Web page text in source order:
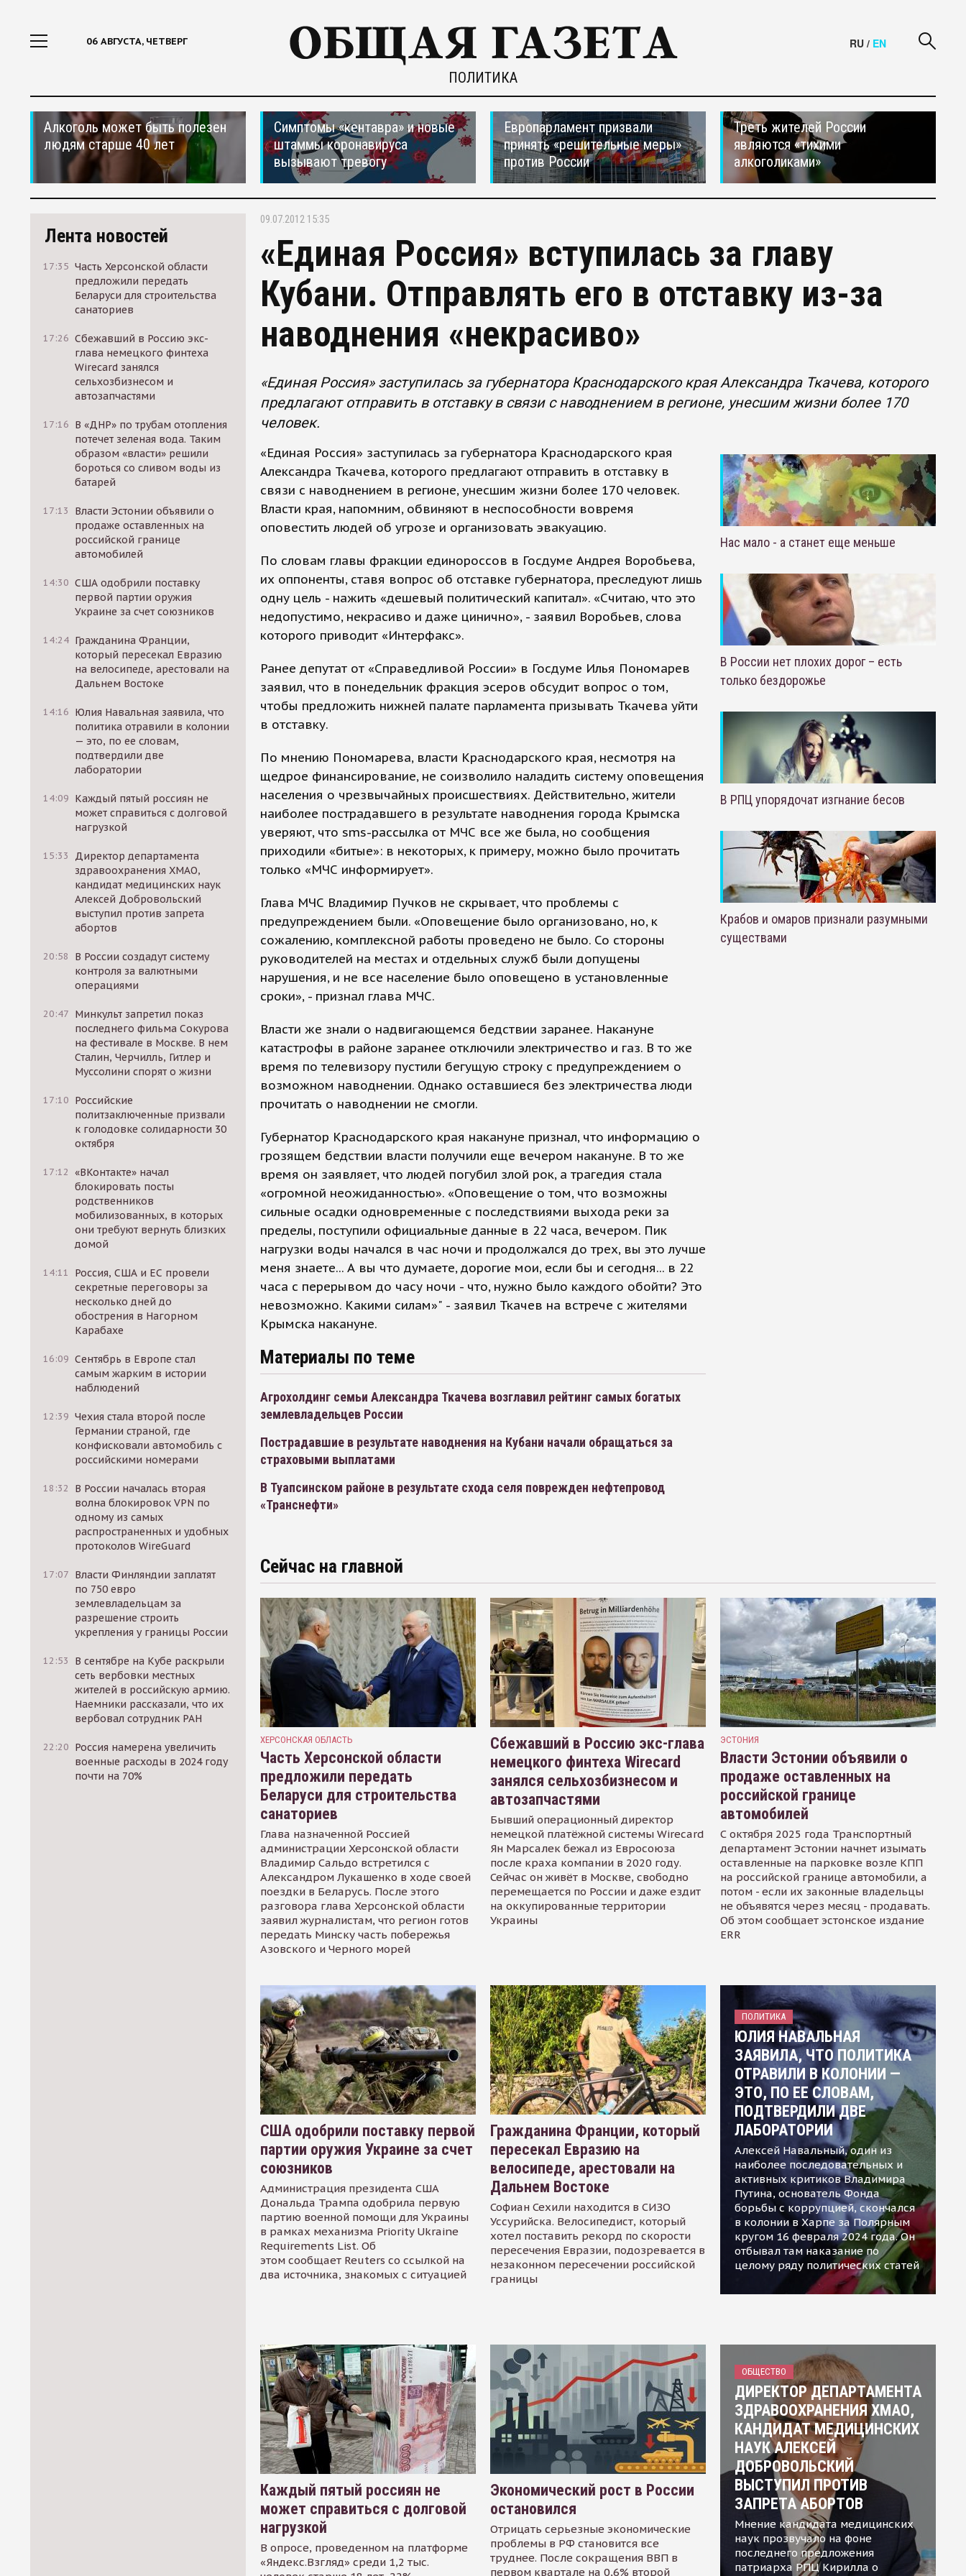
06 АВГУСТА, ЧЕТВЕРГ
ПОЛИТИКА
RU / EN
Алкоголь может быть полезен
людям старше 40 лет
Симптомы «кентавра» и новые
штаммы коронавируса
вызывают тревогу
Европарламент призвали
принять «решительные меры»
против России
Треть жителей России
являются «тихими
алкоголиками»
Лента новостей
17:35 Часть Херсонской области
предложили передать
Беларуси для строительства
санаториев
17:26 Сбежавший в Россию экс-
глава немецкого финтеха
Wirecard занялся
сельхозбизнесом и
автозапчастями
17:16 В «ДНР» по трубам отопления
потечет зеленая вода. Таким
образом «власти» решили
бороться со сливом воды из
батарей
17:13
Власти Эстонии объявили о
продаже оставленных на
российской границе
автомобилей
14:30 США одобрили поставку
первой партии оружия
Украине за счет союзников
14:24 Гражданина Франции,
который пересекал Евразию
на велосипеде, арестовали на
Дальнем Востоке
14:16 Юлия Навальная заявила, что
политика отравили в колонии
— это, по ее словам,
подтвердили две
лаборатории
14:09 Каждый пятый россиян не
может справиться с долговой
нагрузкой
15:33
Директор департамента
здравоохранения ХМАО,
кандидат медицинских наук
Алексей Добровольский
выступил против запрета
абортов
20:58
В России создадут систему
контроля за валютными
операциями
20:47 Минкульт запретил показ
последнего фильма Сокурова
на фестивале в Москве. В нем
Сталин, Черчилль, Гитлер и
Муссолини спорят о жизни
17:10 Российские
политзаключенные призвали
к голодовке солидарности 30
октября
17:12 «ВКонтакте» начал
блокировать посты
родственников
мобилизованных, в которых
они требуют вернуть близких
домой
14:11
Россия, США и ЕС провели
секретные переговоры за
несколько дней до
обострения в Нагорном
Карабахе
16:09 Сентябрь в Европе стал
самым жарким в истории
наблюдений
12:39 Чехия стала второй после
Германии страной, где
конфисковали автомобиль с
российскими номерами
18:32
В России началась вторая
волна блокировок VPN по
одному из самых
распространенных и удобных
протоколов WireGuard
17:07 Власти Финляндии заплатят
по 750 евро
землевладельцам за
разрешение строить
укрепления у границы России
12:53
В сентябре на Кубе раскрыли
сеть вербовки местных
жителей в российскую армию.
Наемники рассказали, что их
вербовал сотрудник РАН
22:20 Россия намерена увеличить
военные расходы в 2024 году
почти на 70%
09.07.2012 15:35
«Единая Россия» вступилась за главу
Кубани. Отправлять его в отставку из-за
наводнения «некрасиво»
«Единая Россия» заступилась за губернатора Краснодарского края Александра Ткачева, которого
предлагают отправить в отставку в связи с наводнением в регионе, унесшим жизни более 170
человек.
«Единая Россия» заступилась за губернатора Краснодарского края
Александра Ткачева, которого предлагают отправить в отставку в
связи с наводнением в регионе, унесшим жизни более 170 человек.
Власти края, напомним, обвиняют в неспособности вовремя
оповестить людей об угрозе и организовать эвакуацию.
По словам главы фракции единороссов в Госдуме Андрея Воробьева,
их оппоненты, ставя вопрос об отставке губернатора, преследуют лишь
одну цель - нажить «дешевый политический капитал». «Считаю, что это
недопустимо, некрасиво и даже цинично», - заявил Воробьев, слова
которого приводит «Интерфакс».
Ранее депутат от «Справедливой России» в Госдуме Илья Пономарев
заявил, что в понедельник фракция эсеров обсудит вопрос о том,
чтобы предложить нижней палате парламента призывать Ткачева уйти
в отставку.
По мнению Пономарева, власти Краснодарского края, несмотря на
щедрое финансирование, не соизволило наладить систему оповещения
населения о чрезвычайных происшествиях. Действительно, жители
наиболее пострадавшего в результате наводнения города Крымска
уверяют, что sms-рассылка от МЧС все же была, но сообщения
приходили «битые»: в некоторых, к примеру, можно было прочитать
только «МЧС информирует».
Глава МЧС Владимир Пучков не скрывает, что проблемы с
предупреждением были. «Оповещение было организовано, но, к
сожалению, комплексной работы проведено не было. Со стороны
руководителей на местах и отдельных служб были допущены
нарушения, и не все население было оповещено в установленные
сроки», - признал глава МЧС.
Власти же знали о надвигающемся бедствии заранее. Накануне
катастрофы в районе заранее отключили электричество и газ. В то же
время по телевизору пустили бегущую строку с предупреждением о
возможном наводнении. Однако оставшиеся без электричества люди
прочитать о наводнении не смогли.
Губернатор Краснодарского края накануне признал, что информацию о
грозящем бедствии власти получили еще вечером накануне. В то же
время он заявляет, что людей погубил злой рок, а трагедия стала
«огромной неожиданностью». «Оповещение о том, что возможны
сильные осадки одновременные с последствиями выхода реки за
пределы, поступили официальные данные в 22 часа, вечером. Пик
нагрузки воды начался в час ночи и продолжался до трех, вы это лучше
меня знаете... А вы что думаете, дорогие мои, если бы и сегодня... в 22
часа с перерывом до часу ночи - что, нужно было каждого обойти? Это
невозможно. Какими силам»" - заявил Ткачев на встрече с жителями
Крымска накануне.
Материалы по теме
Агрохолдинг семьи Александра Ткачева возглавил рейтинг самых богатых
землевладельцев России
Пострадавшие в результате наводнения на Кубани начали обращаться за
страховыми выплатами
В Туапсинском районе в результате схода селя поврежден нефтепровод
«Транснефти»
Нас мало - а станет еще меньше
В России нет плохих дорог – есть
только бездорожье
В РПЦ упорядочат изгнание бесов
Крабов и омаров признали разумными
существами
Сейчас на главной
ХЕРСОНСКАЯ ОБЛАСТЬ
Часть Херсонской области
предложили передать
Беларуси для строительства
санаториев
Глава назначенной Россией
администрации Херсонской области
Владимир Сальдо встретился с
Александром Лукашенко в ходе своей
поездки в Беларусь. После этого
разговора глава Херсонской области
заявил журналистам, что регион готов
передать Минску часть побережья
Азовского и Черного морей
Сбежавший в Россию экс-глава
немецкого финтеха Wirecard
занялся сельхозбизнесом и
автозапчастями
Бывший операционный директор
немецкой платёжной системы Wirecard
Ян Марсалек бежал из Евросоюза
после краха компании в 2020 году.
Сейчас он живёт в Москве, свободно
перемещается по России и даже ездит
на оккупированные территории
Украины
ЭСТОНИЯ
Власти Эстонии объявили о
продаже оставленных на
российской границе
автомобилей
С октября 2025 года Транспортный
департамент Эстонии начнет изымать
оставленные на парковке возле КПП
на российской границе автомобили, а
потом - если их законные владельцы
не объявятся через месяц - продавать.
Об этом сообщает эстонское издание
ERR
США одобрили поставку первой
партии оружия Украине за счет
союзников
Администрация президента США
Дональда Трампа одобрила первую
партию военной помощи для Украины
в рамках механизма Priority Ukraine
Requirements List. Об
этом сообщает Reuters со ссылкой на
два источника, знакомых с ситуацией
Гражданина Франции, который
пересекал Евразию на
велосипеде, арестовали на
Дальнем Востоке
Софиан Сехили находится в СИЗО
Уссурийска. Велосипедист, который
хотел поставить рекорд по скорости
пересечения Евразии, подозревается в
незаконном пересечении российской
границы
ПОЛИТИКА
ЮЛИЯ НАВАЛЬНАЯ
ЗАЯВИЛА, ЧТО ПОЛИТИКА
ОТРАВИЛИ В КОЛОНИИ —
ЭТО, ПО ЕЕ СЛОВАМ,
ПОДТВЕРДИЛИ ДВЕ
ЛАБОРАТОРИИ
Алексей Навальный, один из
наиболее последовательных и
активных критиков Владимира
Путина, основатель Фонда
борьбы с коррупцией, скончался
в колонии в Харпе за Полярным
кругом 16 февраля 2024 года. Он
отбывал там наказание по
целому ряду политических статей
Каждый пятый россиян не
может справиться с долговой
нагрузкой
В опросе, проведенном на платформе
«Яндекс.Взгляд» среди 1,2 тыс.
Экономический рост в России
остановился
Отрицать серьезные экономические
проблемы в РФ становится все
труднее. После сокращения ВВП в
первом квартале на 0,6% второй
ОБЩЕСТВО
ДИРЕКТОР ДЕПАРТАМЕНТА
ЗДРАВООХРАНЕНИЯ ХМАО,
КАНДИДАТ МЕДИЦИНСКИХ
НАУК АЛЕКСЕЙ
ДОБРОВОЛЬСКИЙ
ВЫСТУПИЛ ПРОТИВ
ЗАПРЕТА АБОРТОВ
Мнение кандидата медицинских
наук прозвучало на фоне
последнего предложения
патриарха РПЦ Кирилла о